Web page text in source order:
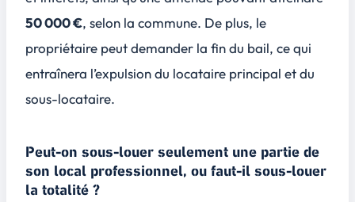
50 000 €, selon la commune. De plus, le
propriétaire peut demander la fin du bail, ce qui
entraînera l’expulsion du locataire principal et du
sous-locataire.
Peut-on sous-louer seulement une partie de
son local professionnel, ou faut-il sous-louer
la totalité ?